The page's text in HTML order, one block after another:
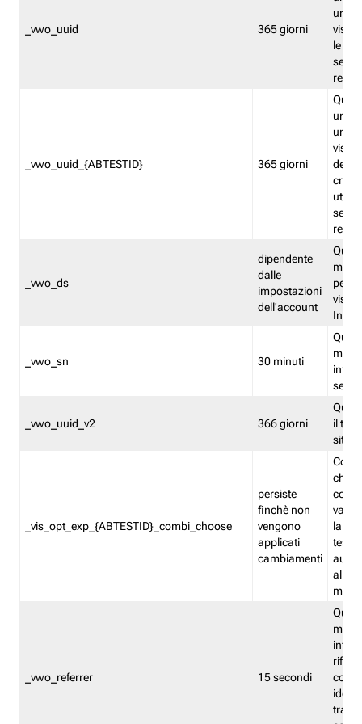
_vwo_uuid 365 giorni
le
_vwo_uuid_{ABTESTID} 365 giorni
un
del
_vwo_ds
dipendente
dalle
impostazioni
dell'account
_vwo_sn 30 minuti
_vwo_uuid_v2 366 giorni
il
sito
_vis_opt_exp_{ABTESTID}_combi_choose
persiste
finchè non
vengono
applicati
cambiamenti
che
la
test.
_vwo_referrer 15 secondi